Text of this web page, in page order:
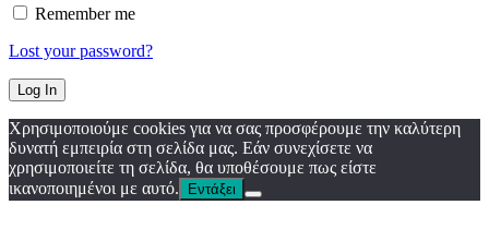
Remember me
Lost your password?
Χρησιμοποιούμε cookies για να σας προσφέρουμε την καλύτερη
δυνατή εμπειρία στη σελίδα μας. Εάν συνεχίσετε να
χρησιμοποιείτε τη σελίδα, θα υποθέσουμε πως είστε
ικανοποιημένοι με αυτό.
Εντάξει